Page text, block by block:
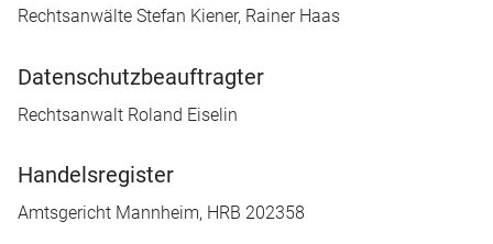
Rechtsanwälte Stefan Kiener, Rainer Haas
Datenschutzbeauftragter
Rechtsanwalt Roland Eiselin
Handelsregister
Amtsgericht Mannheim, HRB 202358